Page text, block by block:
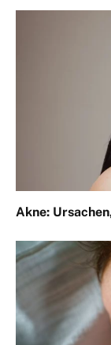
Akne: